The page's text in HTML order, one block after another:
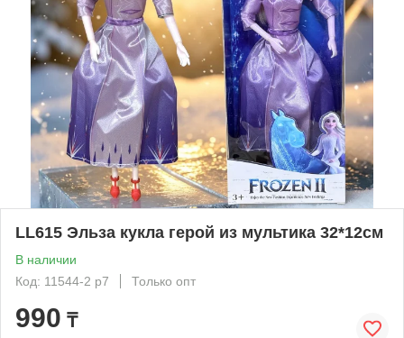
LL615 Эльза кукла герой из мультика 32*12см
В наличии
Код: 11544-2 р7
Только опт
990 ₸